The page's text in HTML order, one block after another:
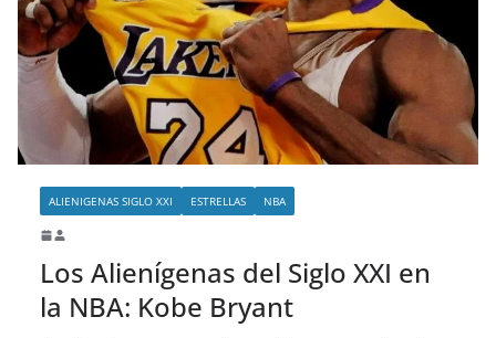
ALIENIGENAS SIGLO XXI ESTRELLAS NBA
Los Alienígenas del Siglo XXI en
la NBA: Kobe Bryant